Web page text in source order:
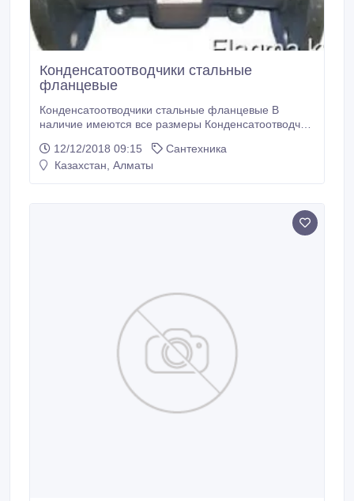
Конденсатоотводчики стальные
фланцевые
Конденсатоотводчики стальные фланцевые В
наличие имеются все размеры Конденсатоотводчик
предназначенная для автоматического отвода
конденсата водяного пара. Конденсат может
установок, когда часть пара превращается в воду.
12/12/2018 09:15
Сантехника
Казахстан, Алматы